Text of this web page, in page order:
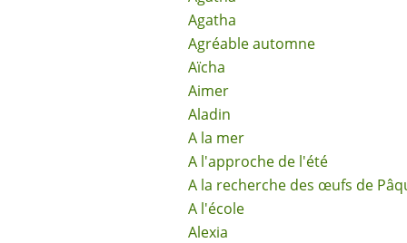
Agatha
Agréable automne
Aïcha
Aimer
Aladin
A la mer
A l'approche de l'été
A la recherche des œufs de
A l'école
Alexia